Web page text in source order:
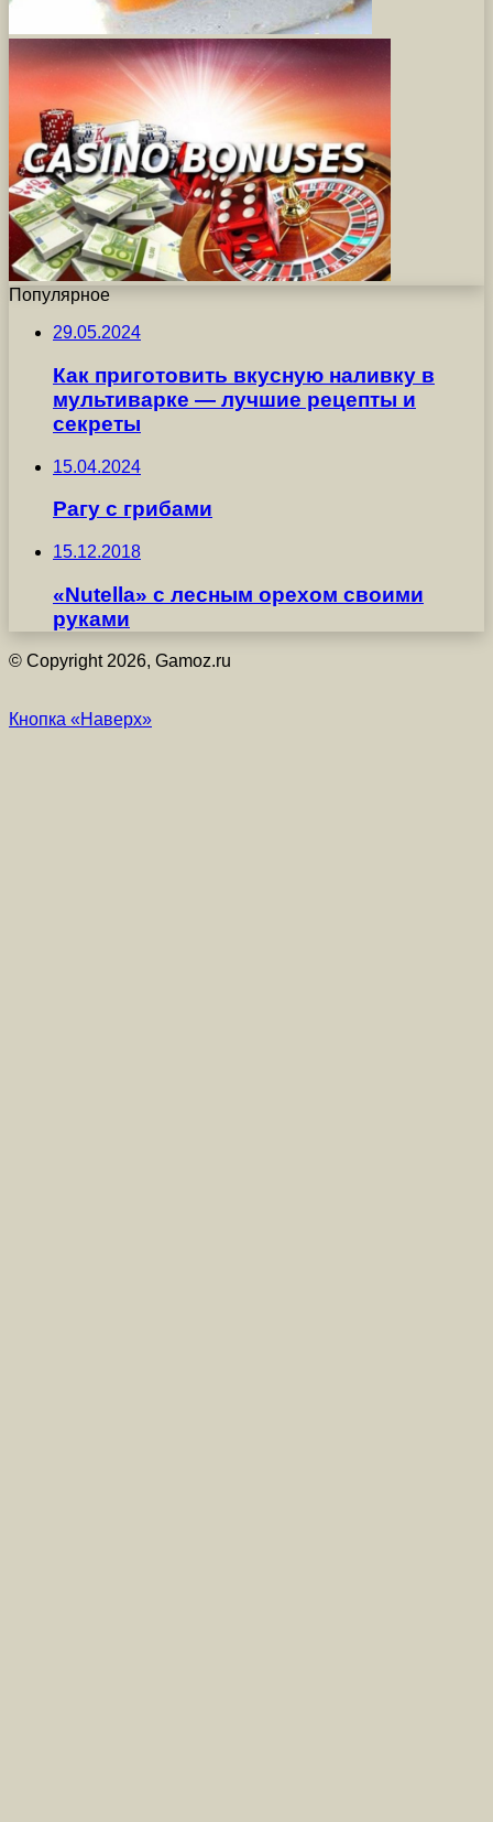
Популярное
29.05.2024
Как приготовить вкусную наливку в
мультиварке — лучшие рецепты и
секреты
15.04.2024
Рагу с грибами
15.12.2018
«Nutella» с лесным орехом своими
руками
© Copyright 2026, Gamoz.ru
Кнопка «Наверх»